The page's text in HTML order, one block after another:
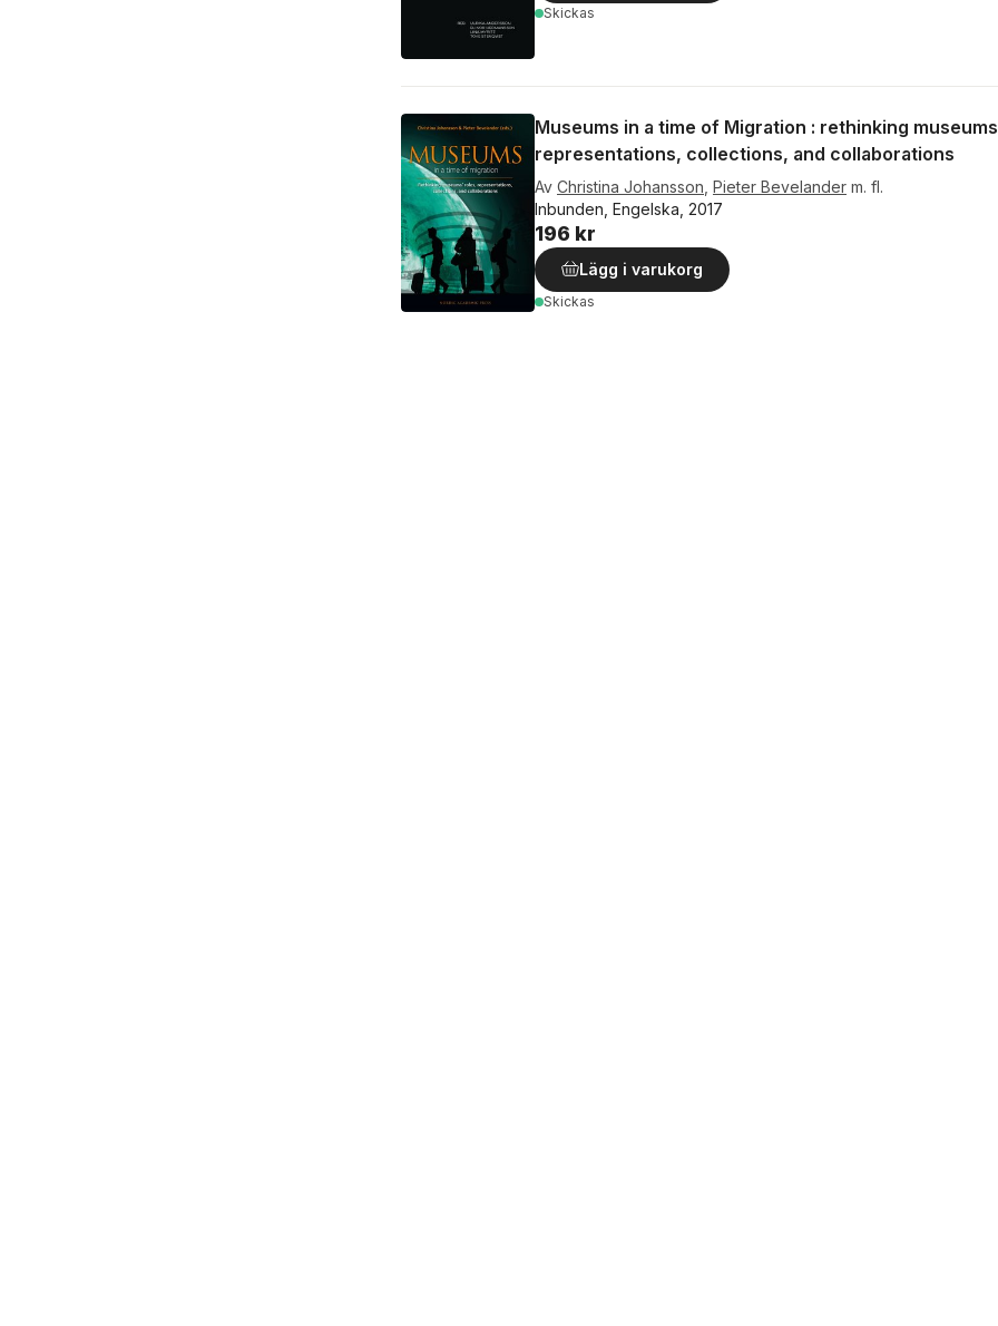
Skickas
Museums in a time of Migration : rethinking
representations, collections, and collaborations
Av Christina Johansson Pieter Bevelander m. fl.
Inbunden, Engelska, 2017
196 kr
Lägg i varukorg
Skickas